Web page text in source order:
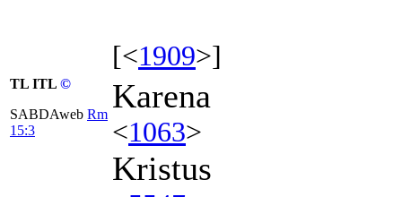
[<1909>]
TL ITL ©
SABDAweb Rm
15:3
Karena
<1063>
Kristus